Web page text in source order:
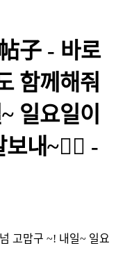
子 - 바로
함께해줘
일요일이
내~❤️‍🔥 -
고맙구 ~! 내일~ 일요